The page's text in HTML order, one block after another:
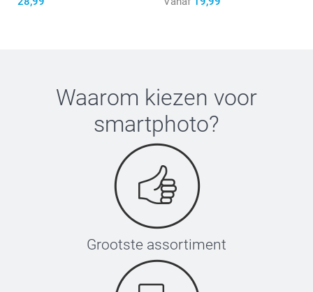
Waarom kiezen voor
smartphoto?
Grootste assortiment